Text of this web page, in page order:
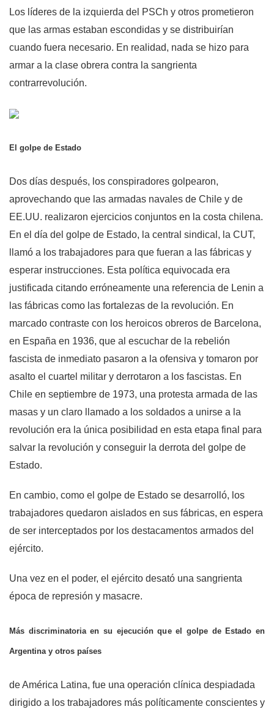
Los líderes de la izquierda del PSCh y otros prometieron
que las armas estaban escondidas y se distribuirían
cuando fuera necesario. En realidad, nada se hizo para
armar a la clase obrera contra la sangrienta
contrarrevolución.
El golpe de Estado
Dos días después, los conspiradores golpearon,
aprovechando que las armadas navales de Chile y de
EE.UU. realizaron ejercicios conjuntos en la costa chilena.
En el día del golpe de Estado, la central sindical, la CUT,
llamó a los trabajadores para que fueran a las fábricas y
esperar instrucciones. Esta política equivocada era
justificada citando erróneamente una referencia de Lenin a
las fábricas como las fortalezas de la revolución. En
marcado contraste con los heroicos obreros de Barcelona,
en España en 1936, que al escuchar de la rebelión
fascista de inmediato pasaron a la ofensiva y tomaron por
asalto el cuartel militar y derrotaron a los fascistas. En
Chile en septiembre de 1973, una protesta armada de las
masas y un claro llamado a los soldados a unirse a la
revolución era la única posibilidad en esta etapa final para
salvar la revolución y conseguir la derrota del golpe de
Estado.
En cambio, como el golpe de Estado se desarrolló, los
trabajadores quedaron aislados en sus fábricas, en espera
de ser interceptados por los destacamentos armados del
ejército.
Una vez en el poder, el ejército desató una sangrienta
época de represión y masacre.
Más discriminatoria en su ejecución que el golpe de Estado en
Argentina y otros países
de América Latina, fue una operación clínica despiadada
dirigido a los trabajadores más políticamente conscientes y